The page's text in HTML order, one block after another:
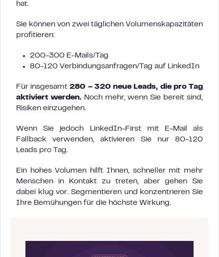
hat.
Sie können von zwei täglichen Volumenskapazitäten
profitieren:
200-300 E-Mails/Tag
80-120 Verbindungsanfragen/Tag auf LinkedIn
Für insgesamt 280 – 320 neue Leads, die pro Tag
aktiviert werden.Noch mehr, wenn Sie bereit sind,
Risiken einzugehen.
Wenn Sie jedoch LinkedIn-First mit E-Mail als
Fallback verwenden, aktivieren Sie nur 80-120
Leads pro Tag.
Ein hohes Volumen hilft Ihnen, schneller mit mehr
Menschen in Kontakt zu treten, aber gehen Sie
dabei klug vor. Segmentieren und konzentrieren Sie
Ihre Bemühungen für die höchste Wirkung.